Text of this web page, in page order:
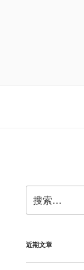
索：
近期文章